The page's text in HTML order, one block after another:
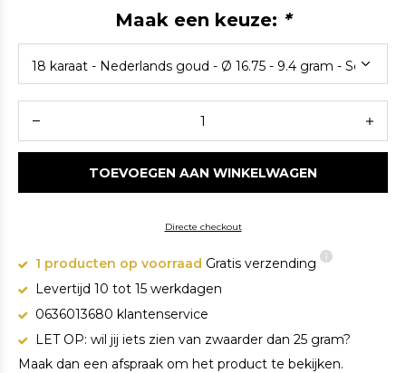
Maak een keuze: *
TOEVOEGEN AAN WINKELWAGEN
Directe checkout
1 producten op voorraad Gratis verzending
Levertijd 10 tot 15 werkdagen
0636013680 klantenservice
LET OP: wil jij iets zien van zwaarder dan 25 gram?
Maak dan een afspraak om het product te bekijken.